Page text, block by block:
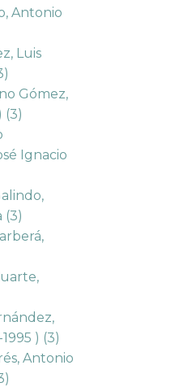
Antonio
Luis
Gómez,
(3)
Ignacio
(3)
) (3)
Antonio